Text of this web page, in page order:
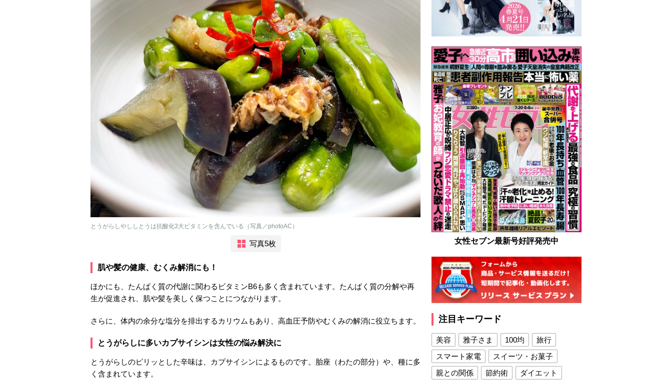
とうがらしやししとうは抗酸化3大ビタミンを含んでいる（写真／photoAC）
写真5枚
肌や髪の健康、むくみ解消にも！
ほかにも、たんぱく質の代謝に関わるビタミンB6も多く含まれています。たんぱく質の分解や再
生が促進され、肌や髪を美しく保つことにつながります。
さらに、体内の余分な塩分を排出するカリウムもあり、高血圧予防やむくみの解消に役立ちます。
とうがらしに多いカプサイシンは女性の悩み解決に
とうがらしのピリッとした辛味は、カプサイシンによるものです。胎座（わたの部分）や、種に多
く含まれています。
女性セブン最新号好評発売中
注目キーワード
美容 雅子さま 100均
旅行
スマート家電
スイーツ・お菓子
親との関係
節約術
ダイエット